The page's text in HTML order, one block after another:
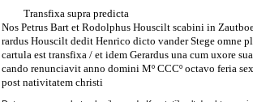
Transfixa supra predicta
Nos Petrus Bart et Rodolphus Houscilt scabini in
rardus Houscilt dedit Henrico dicto vander Stege omne
cartula est transfixa / et idem Gerardus una cum uxore
cando renunciavit anno domini Mº CCCº octavo feria
post nativitatem christi